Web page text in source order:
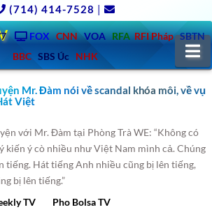
(714) 414-7528 |
FOX CNN VOA RFA RFI Pháp SBTN
BBC SBS Úc NHK
Mr. Đàm nói về scandal khóa môi, về vụ
Việt
với Mr. Đàm tại Phòng Trà WE: “Không có
kiến ý cò nhiều như Việt Nam mình cả. Chúng
tiếng. Hát tiếng Anh nhiều cũng bị lên tiếng,
bị lên tiếng.”
TV
Pho Bolsa TV